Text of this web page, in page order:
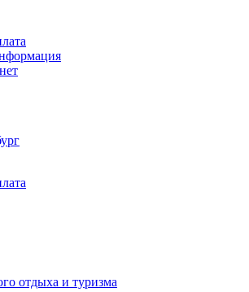
отдыха и туризма